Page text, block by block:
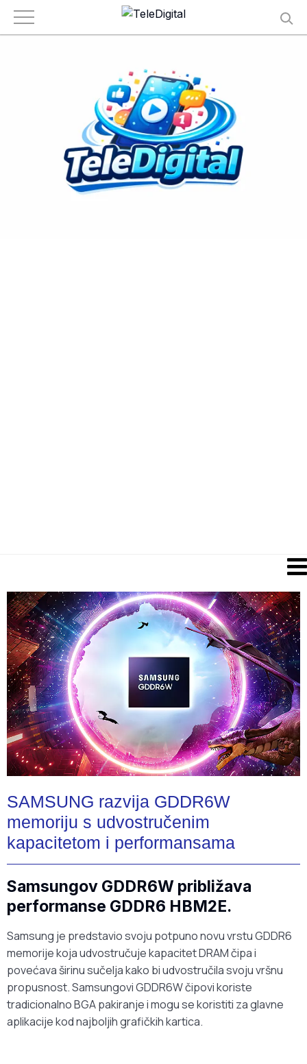
SAMSUNG razvija GDDR6W
memoriju s udvostručenim
kapacitetom i performansama
Samsungov GDDR6W približava
performanse GDDR6 HBM2E.
Samsung je predstavio svoju potpuno novu vrstu GDDR6
memorije koja udvostručuje kapacitet DRAM čipa i
povećava širinu sučelja kako bi udvostručila svoju vršnu
propusnost. Samsungovi GDDR6W čipovi koriste
tradicionalno BGA pakiranje i mogu se koristiti za glavne
aplikacije kod najboljih grafičkih kartica.